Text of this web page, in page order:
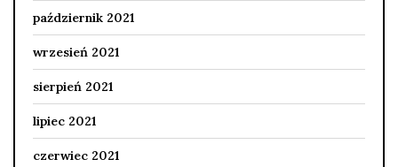
październik 2021
wrzesień 2021
sierpień 2021
lipiec 2021
czerwiec 2021